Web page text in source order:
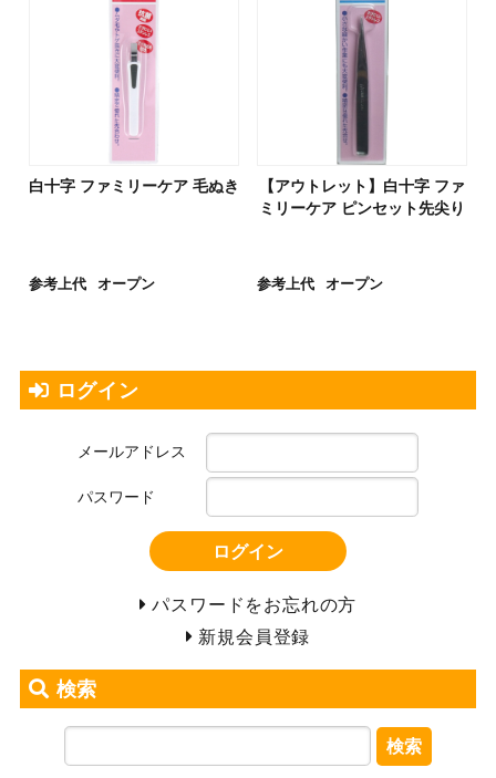
白十字 ファミリーケア 毛ぬき
参考上代 オープン
【アウトレット】白十字 ファ
ミリーケア ピンセット先尖り
参考上代 オープン
ログイン
メールアドレス
パスワード
ログイン
パスワードをお忘れの方
新規会員登録
検索
検索